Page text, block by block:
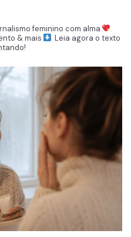
feminino com alma
& mais
Leia agora o texto